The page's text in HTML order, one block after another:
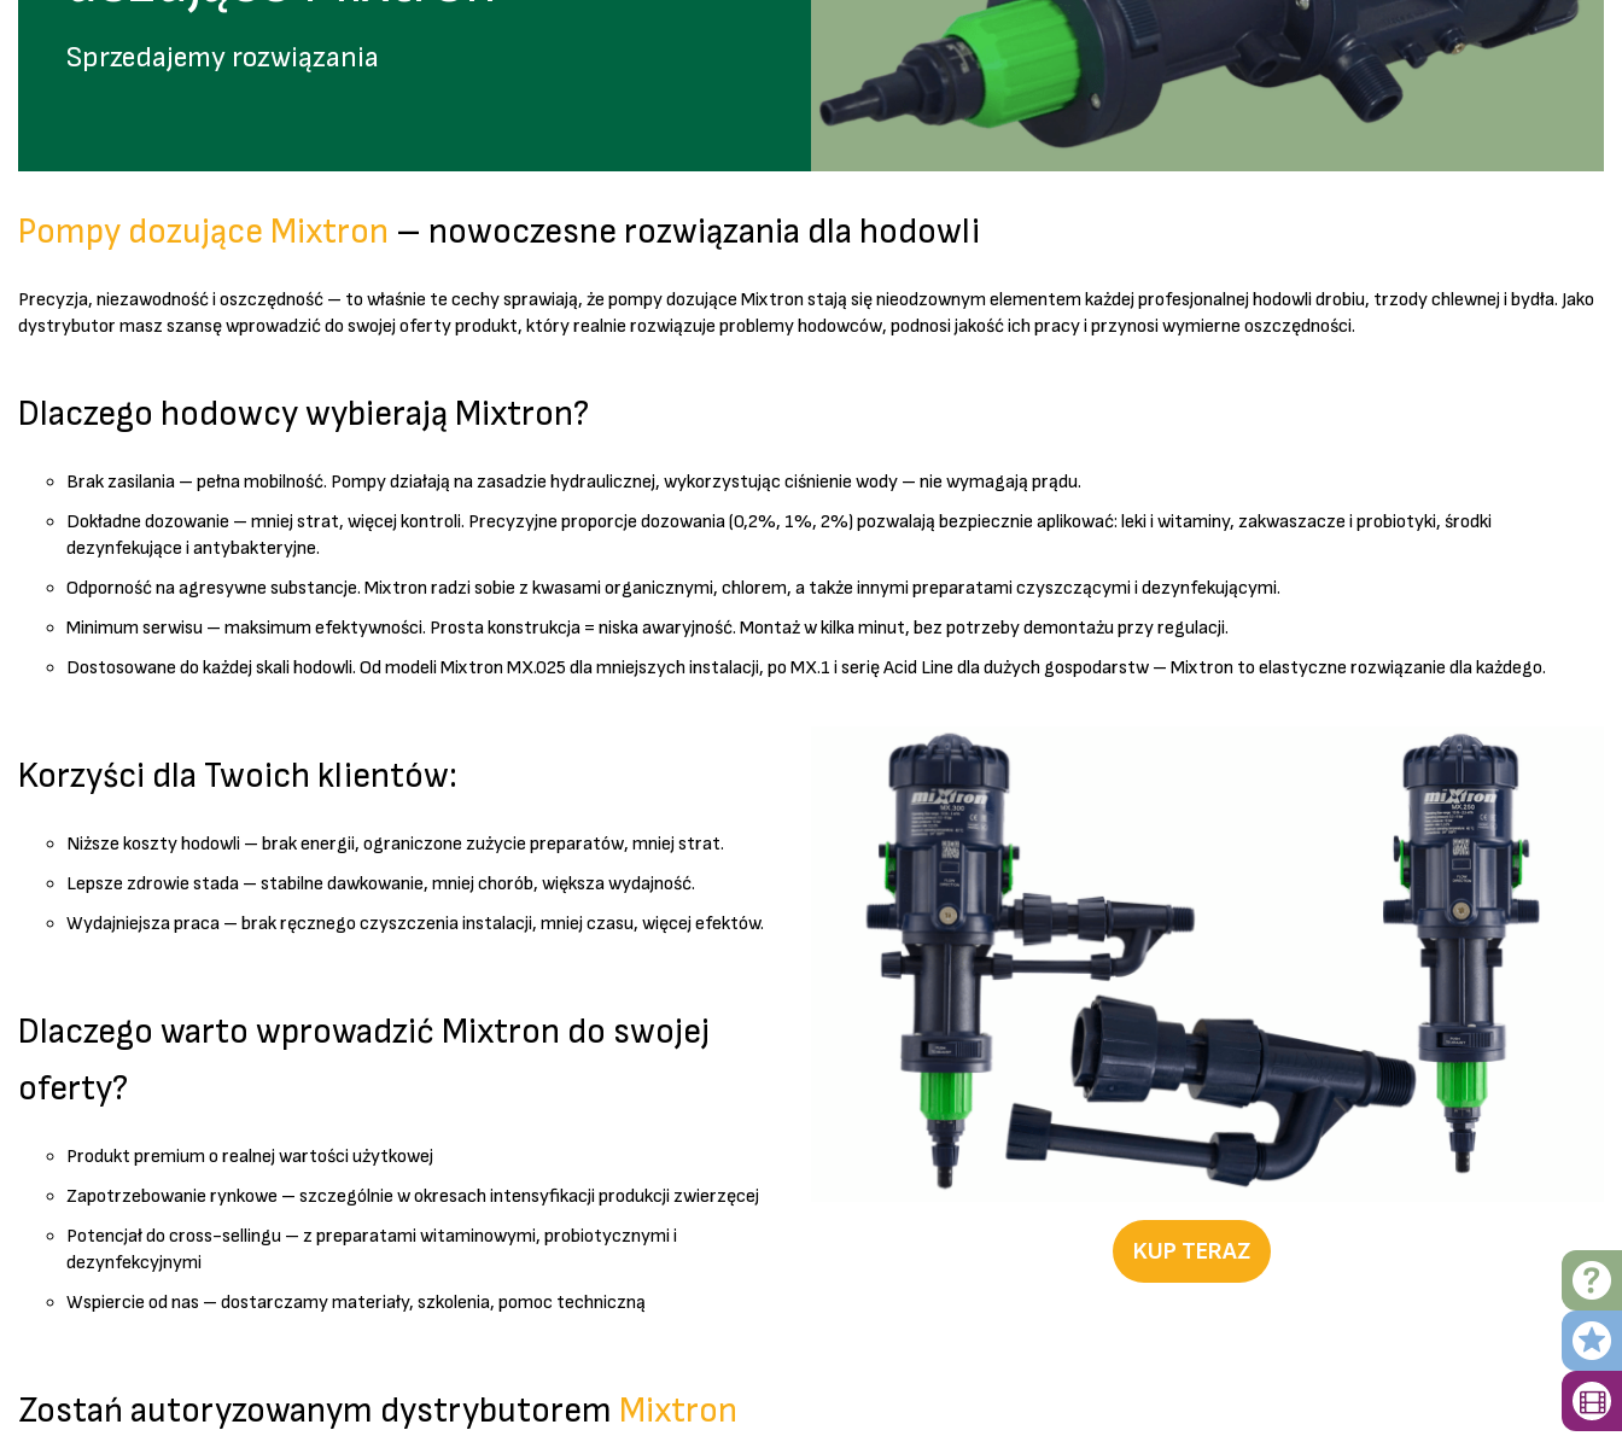
Sprzedajemy rozwiązania
Pompy dozujące Mixtron – nowoczesne rozwiązania dla hodowli
Precyzja, niezawodność i oszczędność – to właśnie te cechy sprawiają, że pompy dozujące Mixtron stają się nieodzownym elementem każdej profesjonalnej hodowli drobiu, trzody chlewnej i bydła. Jako
dystrybutor masz szansę wprowadzić do swojej oferty produkt, który realnie rozwiązuje problemy hodowców, podnosi jakość ich pracy i przynosi wymierne oszczędności.
Dlaczego hodowcy wybierają Mixtron?
Brak zasilania – pełna mobilność. Pompy działają na zasadzie hydraulicznej, wykorzystując ciśnienie wody – nie wymagają prądu.
Dokładne dozowanie – mniej strat, więcej kontroli. Precyzyjne proporcje dozowania (0,2%, 1%, 2%) pozwalają bezpiecznie aplikować: leki i witaminy, zakwaszacze i probiotyki, środki
dezynfekujące i antybakteryjne.
Odporność na agresywne substancje. Mixtron radzi sobie z kwasami organicznymi, chlorem, a także innymi preparatami czyszczącymi i dezynfekującymi.
Minimum serwisu – maksimum efektywności. Prosta konstrukcja = niska awaryjność. Montaż w kilka minut, bez potrzeby demontażu przy regulacji.
Dostosowane do każdej skali hodowli. Od modeli Mixtron MX.025 dla mniejszych instalacji, po MX.1 i serię Acid Line dla dużych gospodarstw – Mixtron to elastyczne rozwiązanie dla każdego.
Korzyści dla Twoich klientów:
Niższe koszty hodowli – brak energii, ograniczone zużycie preparatów, mniej strat.
Lepsze zdrowie stada – stabilne dawkowanie, mniej chorób, większa wydajność.
Wydajniejsza praca – brak ręcznego czyszczenia instalacji, mniej czasu, więcej efektów.
Dlaczego warto wprowadzić Mixtron do swojej
oferty?
Produkt premium o realnej wartości użytkowej
Zapotrzebowanie rynkowe – szczególnie w okresach intensyfikacji produkcji zwierzęcej
Potencjał do cross-sellingu – z preparatami witaminowymi, probiotycznymi i
dezynfekcyjnymi
Wspiercie od nas – dostarczamy materiały, szkolenia, pomoc techniczną
KUP TERAZ
Zostań autoryzowanym dystrybutorem Mixtron